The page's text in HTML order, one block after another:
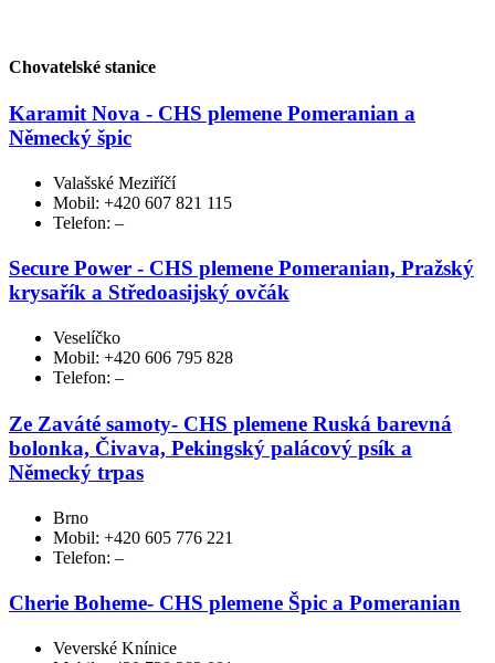
Chovatelské stanice
Karamit Nova - CHS plemene Pomeranian a
Německý špic
Valašské Meziříčí
Mobil: +420 607 821 115
Telefon: –
Secure Power - CHS plemene Pomeranian, Pražský
krysařík a Středoasijský ovčák
Veselíčko
Mobil: +420 606 795 828
Telefon: –
Ze Zaváté samoty- CHS plemene Ruská barevná
bolonka, Čivava, Pekingský palácový psík a
Německý trpas
Brno
Mobil: +420 605 776 221
Telefon: –
Cherie Boheme- CHS plemene Špic a Pomeranian
Veverské Knínice